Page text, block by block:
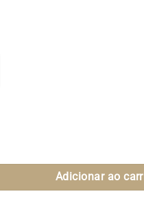
(45g) quantidade
Adicionar ao